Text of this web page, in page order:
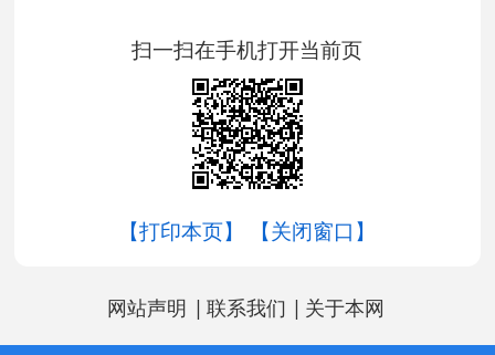
扫一扫在手机打开当前页
【打印本页】 【关闭窗口】
网站声明 | 联系我们 | 关于本网